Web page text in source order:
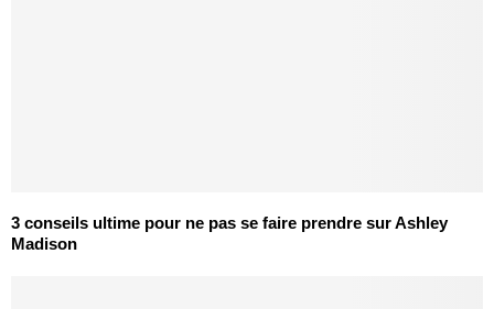
3 conseils ultime pour ne pas se faire prendre sur Ashley
Madison